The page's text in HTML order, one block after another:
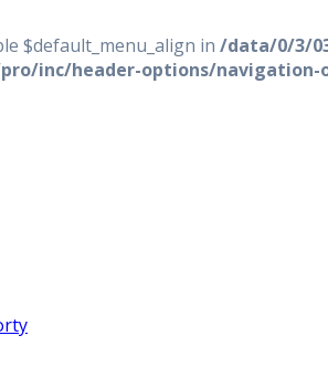
$default_menu_align in /data/0/3/
inc/header-options/navigation-